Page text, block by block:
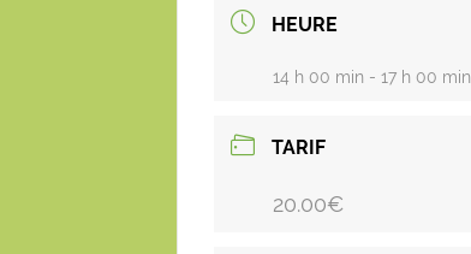
HEURE
14 h 00 min - 17 h 00 min
TARIF
20.00€